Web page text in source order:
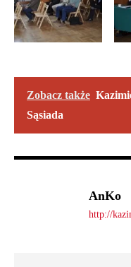
Zobacz także
Sąsiada
AnKo
http://